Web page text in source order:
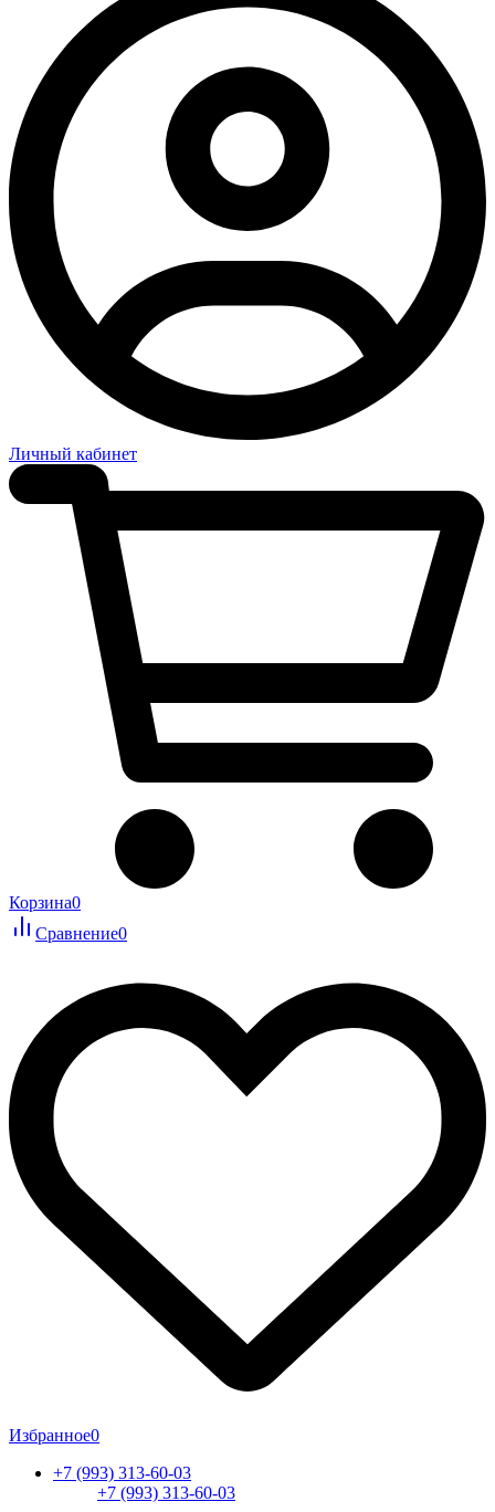
Личный кабинет
Корзина0
Сравнение0
Избранное0
+7 (993) 313-60-03
+7 (993) 313-60-03